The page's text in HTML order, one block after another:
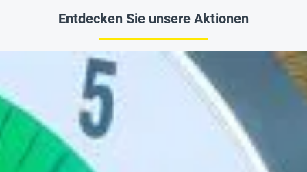
Entdecken Sie unsere Aktionen